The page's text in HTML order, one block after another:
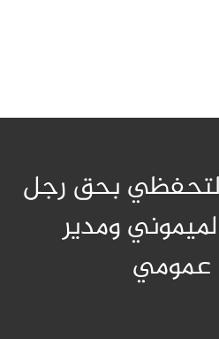
التحفظي بحق رجل
ومدير
عمومي